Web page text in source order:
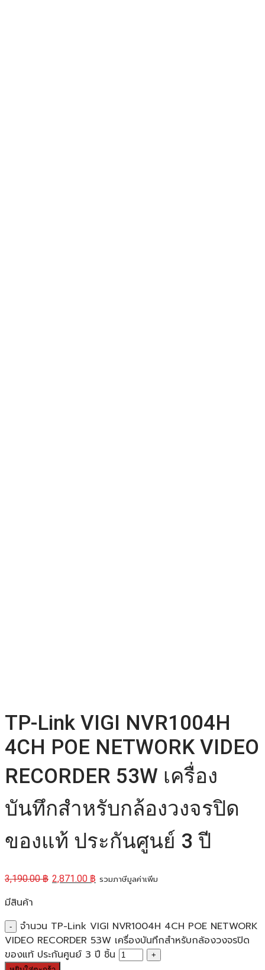
TP-Link VIGI NVR1004H
4CH POE NETWORK VIDEO
RECORDER 53W เครื่อง
บันทึกสำหรับกล้องวงจรปิด
ของแท้ ประกันศูนย์ 3 ปี
3,190.00฿ 2,871.00 ฿ รวมภาษีมูลค่าเพิ่ม
มีสินค้า
จำนวน TP-Link VIGI NVR1004H 4CH POE NETWORK
VIDEO RECORDER 53W เครื่องบันทึกสำหรับกล้องวงจรปิด
ของแท้ ประกันศูนย์ 3 ปี ชิ้น